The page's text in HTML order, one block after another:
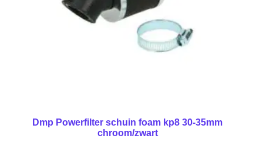
Dmp Powerfilter schuin foam kp8 30-35mm
chroom/zwart